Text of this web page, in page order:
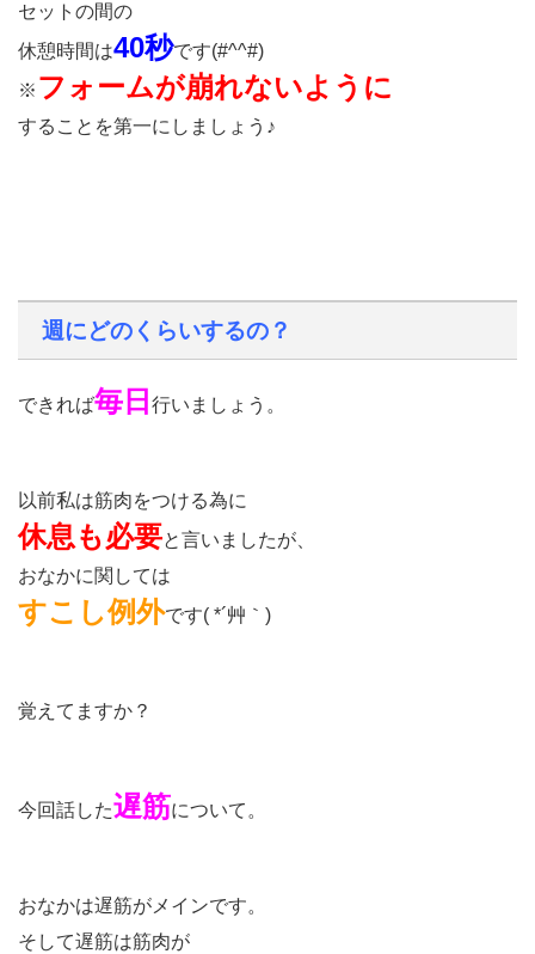
セットの間の
休憩時間は40秒です(#^^#)
※ フォームが崩れないように
することを第一にしましょう♪
週にどのくらいするの？
できれば毎日 行いましょう。
以前私は筋肉をつける為に
休息も必要と言いましたが、
おなかに関しては
すこし例外です( *´艸｀)
覚えてますか？
今回話した遅筋について。
おなかは遅筋がメインです。
そして遅筋は筋肉が